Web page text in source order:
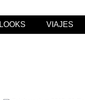
LOOKS VIAJES